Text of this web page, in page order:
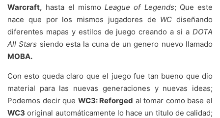
Warcraft, hasta el mismo League of Legends; Que este
nace que por los mismos jugadores de WC diseñando
diferentes mapas y estilos de juego creando a si a DOTA
All Stars siendo esta la cuna de un genero nuevo llamado
MOBA.
Con esto queda claro que el juego fue tan bueno que dio
material para las nuevas generaciones y nuevas ideas;
Podemos decir que WC3: Reforged al tomar como base el
WC3 original automáticamente lo hace un titulo de calidad;